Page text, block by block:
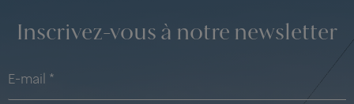
Inscrivez-vous à notre newsletter